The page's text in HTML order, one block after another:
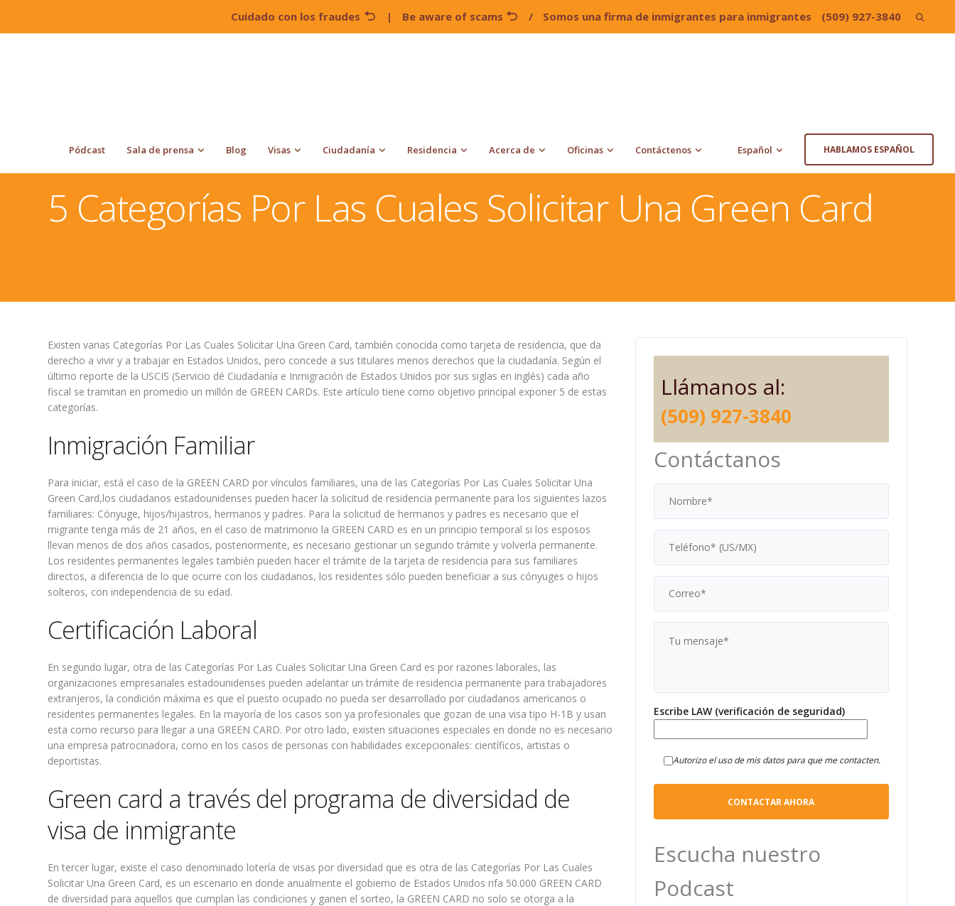
Cuidado con los fraudes | Be aware of scams / Somos una firma de inmigrantes para inmigrantes (509) 927-3840 Search
Pódcast Sala de prensa Blog Visas Ciudadanía Residencia Acerca de Oficinas Contáctenos Español HABLAMOS ESPAÑOL
Quiroga Law Office, PLLC Tarjeta de Residencia o Green Card 5 Categorías Por Las Cuales Solicitar Una Green
5 Categorías Por Las Cuales Solicitar Una Green Card
Existen varias Categorías Por Las Cuales Solicitar Una Green Card, también conocida como tarjeta de residencia, que da
derecho a vivir y a trabajar en Estados Unidos, pero concede a sus titulares menos derechos que la ciudadanía. Según el
último reporte de la USCIS (Servicio dé Ciudadanía e Inmigración de Estados Unidos por sus siglas en inglés) cada año
fiscal se tramitan en promedio un millón de GREEN CARDs. Este artículo tiene como objetivo principal exponer 5 de estas
categorías.
Inmigración Familiar
Para iniciar, está el caso de la GREEN CARD por vínculos familiares, una de las Categorías Por Las Cuales Solicitar Una
Green Card,los ciudadanos estadounidenses pueden hacer la solicitud de residencia permanente para los siguientes lazos
familiares: Cónyuge, hijos/hijastros, hermanos y padres. Para la solicitud de hermanos y padres es necesario que el
migrante tenga más de 21 años, en el caso de matrimonio la GREEN CARD es en un principio temporal si los esposos
llevan menos de dos años casados, posteriormente, es necesario gestionar un segundo trámite y volverla permanente.
Los residentes permanentes legales también pueden hacer el trámite de la tarjeta de residencia para sus familiares
directos, a diferencia de lo que ocurre con los ciudadanos, los residentes sólo pueden beneficiar a sus cónyuges o hijos
solteros, con independencia de su edad.
Certificación Laboral
En segundo lugar, otra de las Categorías Por Las Cuales Solicitar Una Green Card es por razones laborales, las
organizaciones empresariales estadounidenses pueden adelantar un trámite de residencia permanente para trabajadores
extranjeros, la condición máxima es que el puesto ocupado no pueda ser desarrollado por ciudadanos americanos o
residentes permanentes legales. En la mayoría de los casos son ya profesionales que gozan de una visa tipo H-1B y usan
esta como recurso para llegar a una GREEN CARD. Por otro lado, existen situaciones especiales en donde no es necesario
una empresa patrocinadora, como en los casos de personas con habilidades excepcionales: científicos, artistas o
deportistas.
Green card a través del programa de diversidad de
visa de inmigrante
En tercer lugar, existe el caso denominado lotería de visas por diversidad que es otra de las Categorías Por Las Cuales
Solicitar Una Green Card, es un escenario en donde anualmente el gobierno de Estados Unidos rifa 50.000 GREEN CARD
de diversidad para aquellos que cumplan las condiciones y ganen el sorteo, la GREEN CARD no solo se otorga a la
Llámanos al:
(509) 927-3840
Contáctanos
Escribe LAW (verificación de seguridad)
Autorizo el uso de mis datos para que me contacten.
Escucha nuestro
Podcast